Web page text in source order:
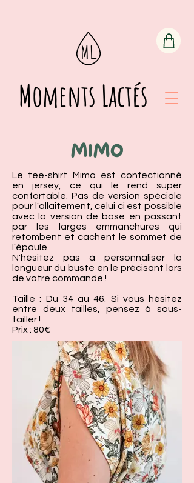
Moments Lactés
MIMO
Le tee-shirt Mimo est confectionné
en jersey, ce qui le rend super
confortable. Pas de version spéciale
pour l'allaitement, celui ci est possible
avec la version de base en passant
par les larges emmanchures qui
retombent et cachent le sommet de
l'épaule.
N'hésitez pas à personnaliser la
longueur du buste en le précisant lors
de votre commande !
Taille : Du 34 au 46. Si vous hésitez
entre deux tailles, pensez à sous-
tailler !
Prix : 80€